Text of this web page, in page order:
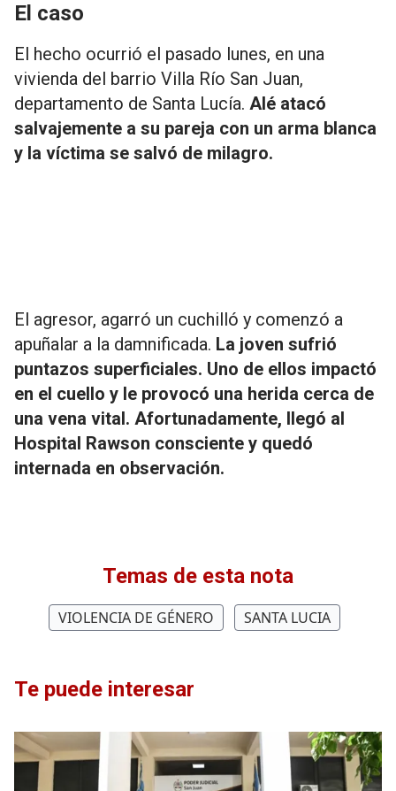
El caso
El hecho ocurrió el pasado lunes, en una
vivienda del barrio Villa Río San Juan,
departamento de Santa Lucía. Alé atacó
salvajemente a su pareja con un arma blanca
y la víctima se salvó de milagro.
El agresor, agarró un cuchilló y comenzó a
apuñalar a la damnificada. La joven sufrió
puntazos superficiales. Uno de ellos impactó
en el cuello y le provocó una herida cerca de
una vena vital. Afortunadamente, llegó al
Hospital Rawson consciente y quedó
internada en observación.
Temas de esta nota
VIOLENCIA DE GÉNERO SANTA LUCIA
Te puede interesar